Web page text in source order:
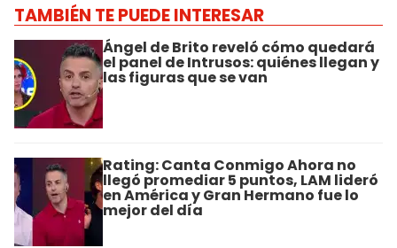
TAMBIÉN TE PUEDE INTERESAR
Ángel de Brito reveló cómo quedará
el panel de Intrusos: quiénes llegan y
las figuras que se van
Rating: Canta Conmigo Ahora no
llegó promediar 5 puntos, LAM lideró
en América y Gran Hermano fue lo
mejor del día